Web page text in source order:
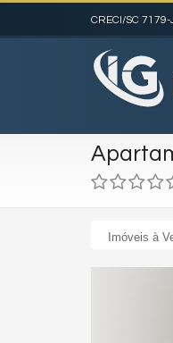
CRECI/SC 7179-
Imóveis à